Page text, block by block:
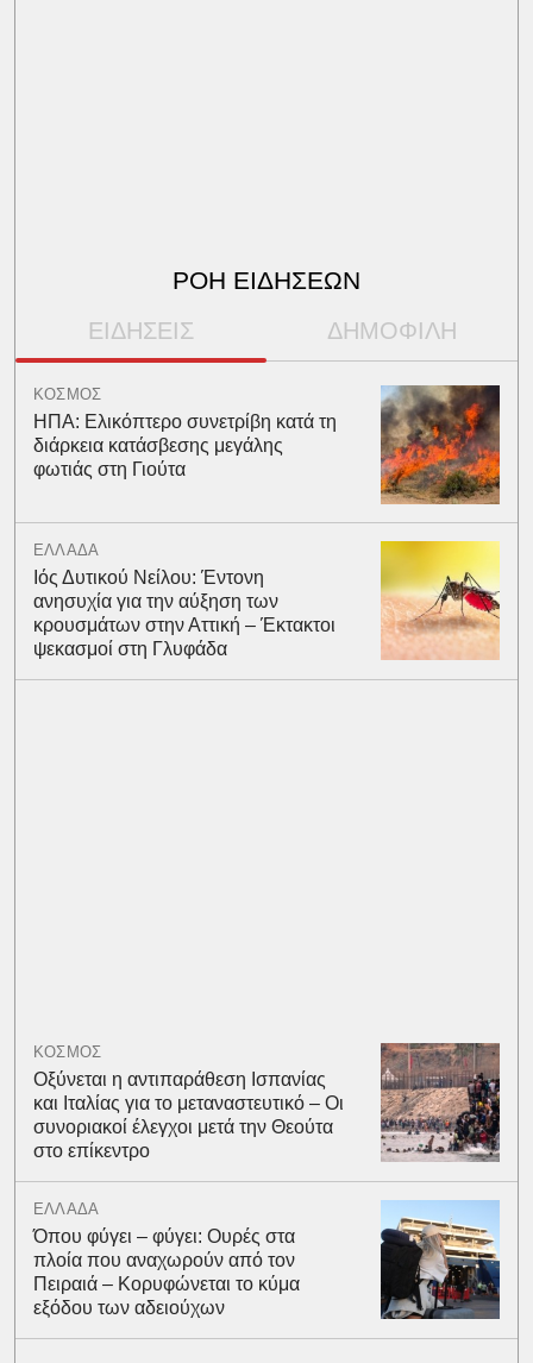
ΡΟΗ ΕΙΔΗΣΕΩΝ
ΕΙΔΗΣΕΙΣ ΔΗΜΟΦΙΛΗ
ΚΟΣΜΟΣ
ΗΠΑ: Ελικόπτερο συνετρίβη κατά τη
διάρκεια κατάσβεσης μεγάλης
φωτιάς στη Γιούτα
ΕΛΛΑΔΑ
Ιός Δυτικού Νείλου: Έντονη
ανησυχία για την αύξηση των
κρουσμάτων στην Αττική – Έκτακτοι
ψεκασμοί στη Γλυφάδα
ΚΟΣΜΟΣ
Οξύνεται η αντιπαράθεση Ισπανίας
και Ιταλίας για το μεταναστευτικό – Οι
συνοριακοί έλεγχοι μετά την Θεούτα
στο επίκεντρο
ΕΛΛΑΔΑ
Όπου φύγει – φύγει: Ουρές στα
πλοία που αναχωρούν από τον
Πειραιά – Κορυφώνεται το κύμα
εξόδου των αδειούχων